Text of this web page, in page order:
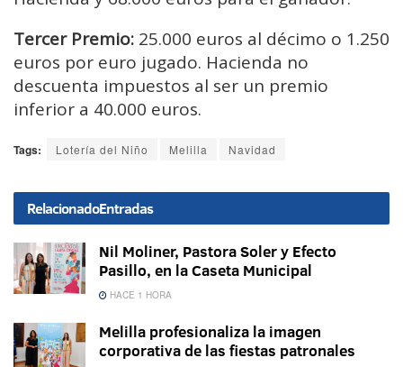
Tercer Premio: 25.000 euros al décimo o 1.250
euros por euro jugado. Hacienda no
descuenta impuestos al ser un premio
inferior a 40.000 euros.
Tags: Lotería del Niño Melilla Navidad
RelacionadoEntradas
Nil Moliner, Pastora Soler y Efecto
Pasillo, en la Caseta Municipal
HACE 1 HORA
Melilla profesionaliza la imagen
corporativa de las fiestas patronales